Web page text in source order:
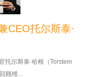
CEO托尔斯泰·
托尔斯泰·哈根（Torstein
顾维...